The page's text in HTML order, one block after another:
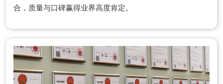
合，质量与口碑赢得业界高度肯定。